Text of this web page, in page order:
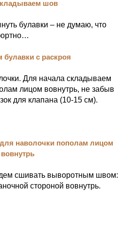
булавки – не думаю, что
Для начала складываем
лицом вовнутрь, не забыв
для клапана (10-15 см).
сшивать выворотным швом:
стороной вовнутрь.